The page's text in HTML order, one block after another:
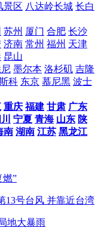
景区 八达岭长城 长白
苏州 厦门 合肥 长沙
济南 常州 福州 天津
昆山
墨尔本 洛杉矶 吉隆
科 东京 慕尼黑 波士
重庆 福建 甘肃 广东
宁夏 青海 山东 陕
南 湖南 江苏 黑龙江
燃”
13号台风 并靠近台湾
地大暴雨